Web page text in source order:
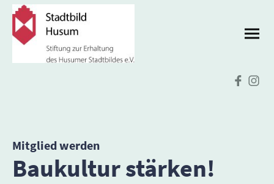
Mitglied werden
Baukultur stärken!